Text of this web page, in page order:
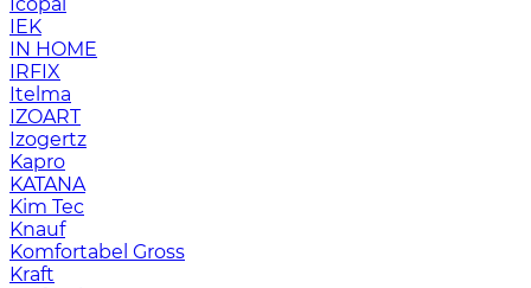
IEK
IN HOME
IRFIX
Itelma
IZOART
Izogertz
Kapro
KATANA
Kim Tec
Knauf
Komfortabel Gross
Kraft